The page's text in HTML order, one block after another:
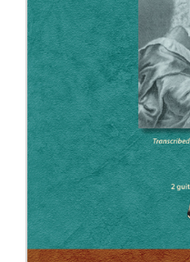
AUTRES PRODUITS